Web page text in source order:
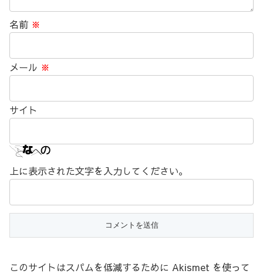
名前 ※
メール ※
サイト
上に表示された文字を入力してください。
このサイトはスパムを低減するために Akismet を使って